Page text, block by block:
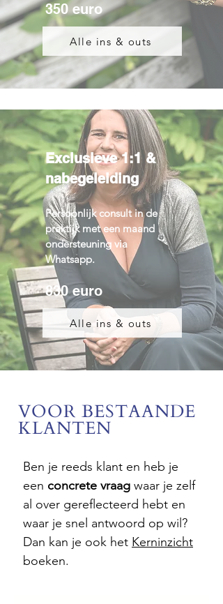
350 euro
Alle ins & outs
Exclusieve 1:1 &
nabegeleiding
Persoonlijk consult in de
praktijk met een maand
ondersteuning via
Whatsapp.
830 euro
Alle ins & outs
VOOR BESTAANDE
KLANTEN
Ben je reeds klant en heb je
een concrete vraag waar je zelf
al over gereflecteerd hebt en
waar je snel antwoord op wil?
Dan kan je ook het Kerninzicht
boeken.